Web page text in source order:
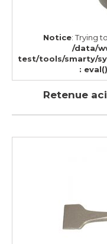
Notice: Trying
/data/
test/tools/smarty/
:
Retenue